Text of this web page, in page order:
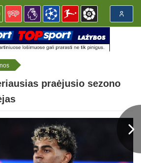
praėjusio sezono